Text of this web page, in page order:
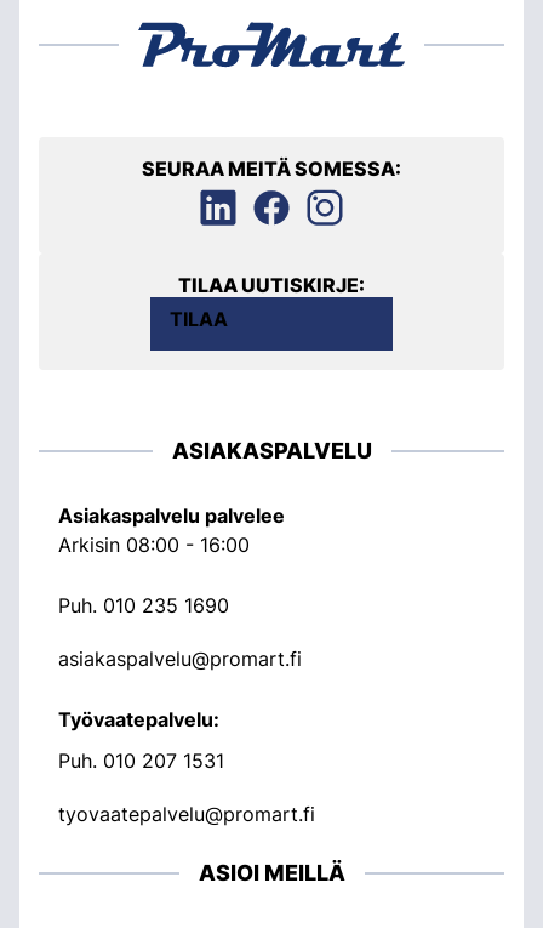
SEURAA MEITÄ SOMESSA:
TILAA UUTISKIRJE:
TILAA
ASIAKASPALVELU
Asiakaspalvelu palvelee
Arkisin 08:00 - 16:00
Puh. 010 235 1690
asiakaspalvelu@promart.fi
Työvaatepalvelu:
Puh. 010 207 1531
tyovaatepalvelu@promart.fi
ASIOI MEILLÄ